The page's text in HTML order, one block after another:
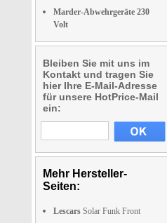
Marder-Abwehrgeräte 230
Volt
Bleiben Sie mit uns im
Kontakt und tragen Sie
hier Ihre E-Mail-Adresse
für unsere HotPrice-Mail
ein:
Mehr Hersteller-
Seiten:
Lescars Solar Funk Front